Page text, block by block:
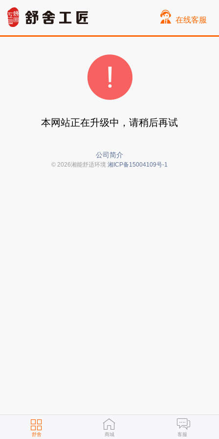
舒舍 商城 客服
在线客服
本网站正在升级中，请稍后再试
公司简介
© 2026湘能舒适环境 湘ICP备15004109号-1